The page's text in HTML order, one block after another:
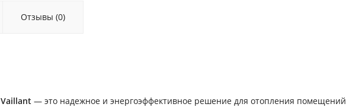
Отзывы (0)
Vaillant — это надежное и энергоэффективное решение для отопления помещений